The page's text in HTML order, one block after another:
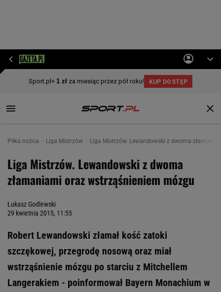
Piłka nożna Liga Mistrzów Liga Mistrzów. Lewandowski z dwoma
Liga Mistrzów. Lewandowski z dwoma
złamaniami oraz wstrząśnieniem mózgu
Łukasz Godlewski
29 kwietnia 2015, 11:55
Robert Lewandowski złamał kość zatoki
szczękowej, przegrodę nosową oraz miał
wstrząśnienie mózgu po starciu z Mitchellem
Langerakiem - poinformował Bayern Monachium w